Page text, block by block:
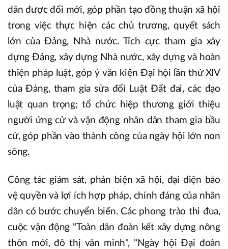
dân được đổi mới, góp phần tạo đồng thuận xã hội
trong việc thực hiện các chủ trương, quyết sách
lớn của Đảng, Nhà nước. Tích cực tham gia xây
dựng Đảng, xây dựng Nhà nước, xây dựng và hoàn
thiện pháp luật, góp ý văn kiện Đại hội lần thứ XIV
của Đảng, tham gia sửa đổi Luật Đất đai, các đạo
luật quan trọng; tổ chức hiệp thương giới thiệu
người ứng cử và vận động nhân dân tham gia bầu
cử, góp phần vào thành công của ngày hội lớn non
sông.
Công tác giám sát, phản biện xã hội, đại diện bảo
vệ quyền và lợi ích hợp pháp, chính đáng của nhân
dân có bước chuyển biến. Các phong trào thi đua,
cuộc vận động "Toàn dân đoàn kết xây dựng nông
thôn mới, đô thị văn minh", "Ngày hội Đại đoàn